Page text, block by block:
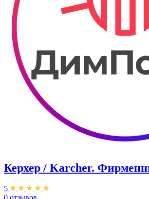
Керхер / Karcher.
5
0 отзывов